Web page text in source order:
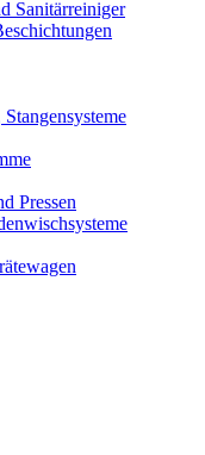
Sanitärreiniger
Pressen